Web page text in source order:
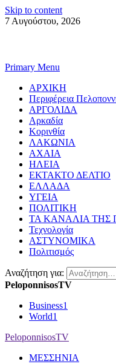
Skip to content
7 Αυγούστου, 2026
Primary Menu
ΑΡΧΙΚΗ
Περιφέρεια
ΑΡΓΟΛΙΔΑ
Αρκαδία
Κορινθία
ΛΑΚΩΝΙΑ
ΑΧΑΙΑ
ΗΛΕΙΑ
ΕΚΤΑΚΤΟ ΔΕΛΤΙΟ
ΕΛΛΑΔΑ
ΥΓΕΙΑ
ΠΟΛΙΤΙΚΗ
ΤΑ ΚΑΝΑΛΙΑ
Τεχνολογία
ΑΣΤΥΝΟΜΙΚΑ
Πολιτισμός
Αναζήτηση για:
PeloponnisosTV
Business1
World1
PeloponnisosTV
ΜΕΣΣΗΝΙΑ